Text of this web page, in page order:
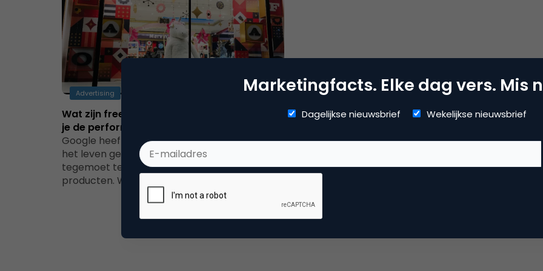
Advertising
Wat zijn free product listings en hoe monitor
je de performance in Google Analytics?
Google heeft wereldwijd free product listing in
het leven geroepen om adverteerders
tegemoet te komen. Gratis aandacht voor je
producten. Wat betekent dit…
Marketingfacts. Elke dag vers. Mis
Dagelijkse nieuwsbrief Wekelijkse nieuwsbrief